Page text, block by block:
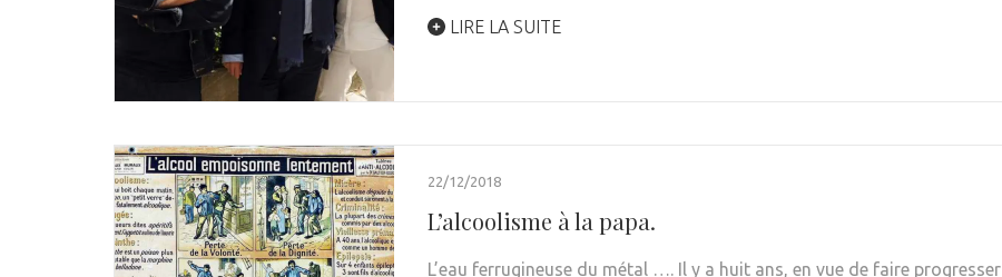
LIRE LA SUITE
22/12/2018
L’alcoolisme à la papa.
L’eau ferrugineuse du métal …. Il y a huit ans, en vue de faire progresser